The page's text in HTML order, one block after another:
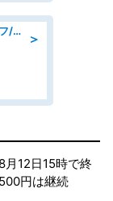
＞
日払いOKで即日収入/キッチンスタッフ/デリバリー業務など、自己成長可能な幅広い仕事に挑戦!髪型自由&ピアス・ネイルOK/茨城県/水戸市
12日15時で終
円は継続